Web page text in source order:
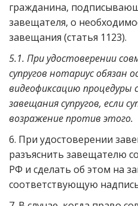
гражданина,
завещателя, о
завещания (статья 1123).
5.1. При удостоверении
супругов нотариус обязан
видеофиксацию процедуры
завещания супругов, если
возражение против этого.
6. При удостоверении
разъяснить завещателю
РФ и сделать об этом на
соответствующую